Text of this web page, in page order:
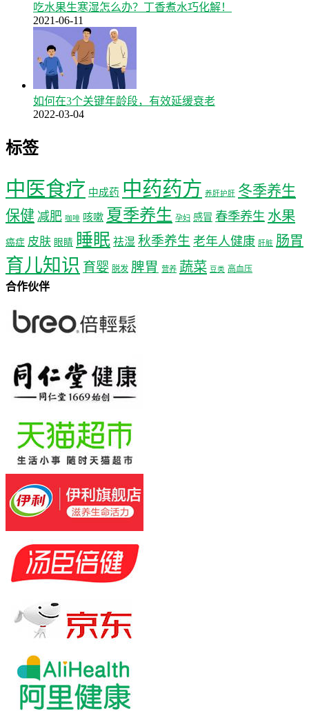
吃水果生寒湿怎么办？丁香煮水巧化解！
2021-06-11
如何在3个关键年龄段，有效延缓衰老
2022-03-04
标签
中医食疗 中成药 中药药方 养肝护肝 冬季养生
保健 减肥 咖啡 咳嗽 夏季养生 孕妇 感冒 春季养生 水果
癌症 皮肤 眼睛 睡眠 祛湿 秋季养生 老年人健康 肝脏 肠胃
育儿知识 育婴 脱发 脾胃 营养 蔬菜 豆类 高血压
合作伙伴